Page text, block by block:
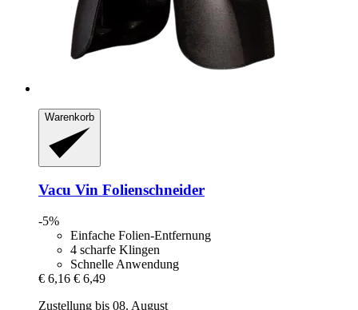
Warenkorb
Vacu Vin Folienschneider
-5%
Einfache Folien-Entfernung
4 scharfe Klingen
Schnelle Anwendung
€ 6,16 € 6,49
Zustellung bis 08. August